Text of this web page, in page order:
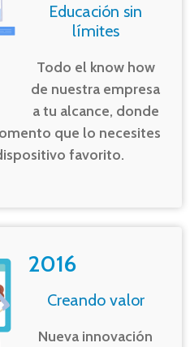
Educación sin
límites
Todo el know how
de nuestra empresa
a tu alcance, donde
que lo necesites
favorito.
2016
Creando valor
Nueva innovación